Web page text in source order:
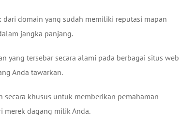
domain yang sudah memiliki reputasi mapan
jangka panjang.
tersebar secara alami pada berbagai situs web
Anda tawarkan.
khusus untuk memberikan pemahaman
dagang milik Anda.